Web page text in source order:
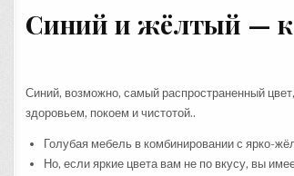
Синий и жёлтый —
Синий, возможно, самый распространенный
здоровьем, покоем и чистотой..
Голубая мебель в комбинировании с ярко-
Но, если яркие цвета вам не по вкусу, вы